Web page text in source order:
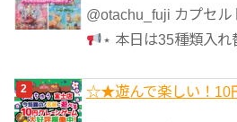
ー
@otachu_fuji カプセ
⋆ 本日は35種類入れ
☆★遊んで楽しい！10